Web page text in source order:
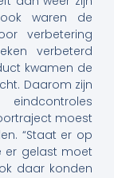
waren de
verbetering
verbeterd
kwamen de
Daarom zijn
moest
“Staat er op
er gelast moet
daar konden